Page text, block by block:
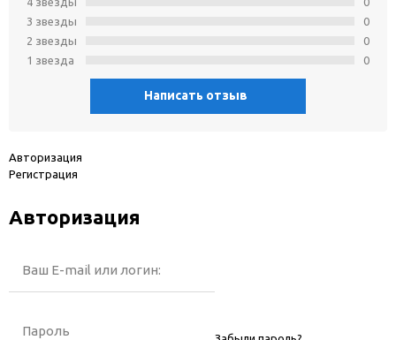
3 звeзды
2 звeзды
1 звeзда
0
0
0
Написать отзыв
Авторизация
Регистрация
Авторизация
Ваш E-mail или логин:
Пароль